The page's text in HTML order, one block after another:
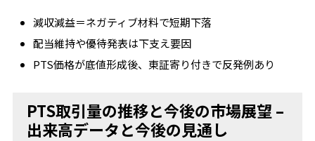
減収減益＝ネガティブ材料で短期下落
配当維持や優待発表は下支え要因
PTS価格が底値形成後、東証寄り付きで反発例あり
PTS取引量の推移と今後の市場展望 –
出来高データと今後の見通し